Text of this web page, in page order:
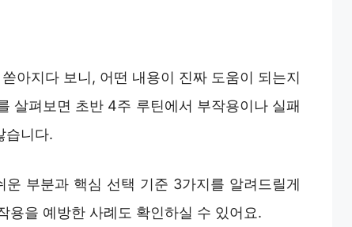
아지다 보니, 어떤 내용이 진짜 도움이 되는지
살펴보면 초반 4주 루틴에서 부작용이나 실패
습니다.
부분과 핵심 선택 기준 3가지를 알려드릴게
용을 예방한 사례도 확인하실 수 있어요.